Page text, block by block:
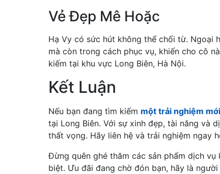
Vẻ Đẹp Mê Hoặc
Hạ Vy có sức hút không thể chối từ. Ngoại
mà còn trong cách phục vụ, khiến cho cô
kiếm tại khu vực Long Biên, Hà Nội.
Kết Luận
Nếu bạn đang tìm kiếm một trải nghiệm
tại Long Biên. Với sự xinh đẹp, tài năng và
thất vọng. Hãy liên hệ và trải nghiệm ngay
Đừng quên ghé thăm các sản phẩm dịch
biệt. Ưu đãi đang chờ đón bạn, hãy là